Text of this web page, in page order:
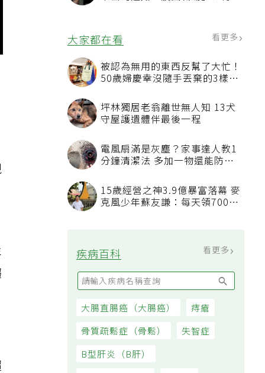
卡公司通知「淚回職場」：有錢
大家都在看
被認為無用的東西反幫了大忙！
50歲婦慶幸沒隨手丟棄的3樣物
坪林獨居老翁離世無人知 13犬
守屋護遺體伴最後一程
電風扇滿是灰塵？家事達人教1
15歲經營之神3.9億暴富落幕 麥
克風少年蘇友謙：每天領700元
疾病百科